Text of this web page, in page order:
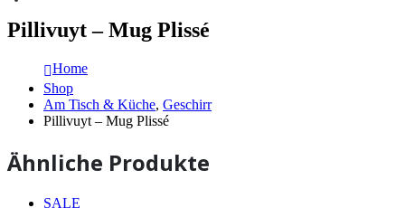
Pillivuyt – Mug Plissé
Home
Shop
Am Tisch & Küche, Geschirr
Pillivuyt – Mug Plissé
Ähnliche Produkte
SALE